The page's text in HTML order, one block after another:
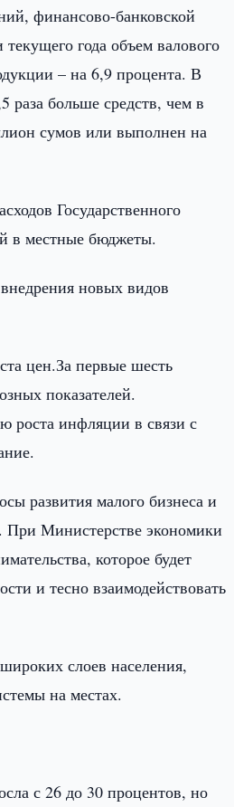
финансово-банковской
года объем валового
– на 6,9 процента. В
больше средств, чем в
сумов или выполнен на
Государственного
в местные бюджеты.
новых видов
цен.За первые шесть
показателей.
роста инфляции в связи с
развития малого бизнеса и
При Министерстве экономики
которое будет
и тесно взаимодействовать
слоев населения,
на местах.
с 26 до 30 процентов, но